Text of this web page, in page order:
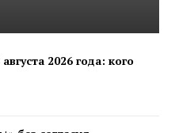
2026 года: кого